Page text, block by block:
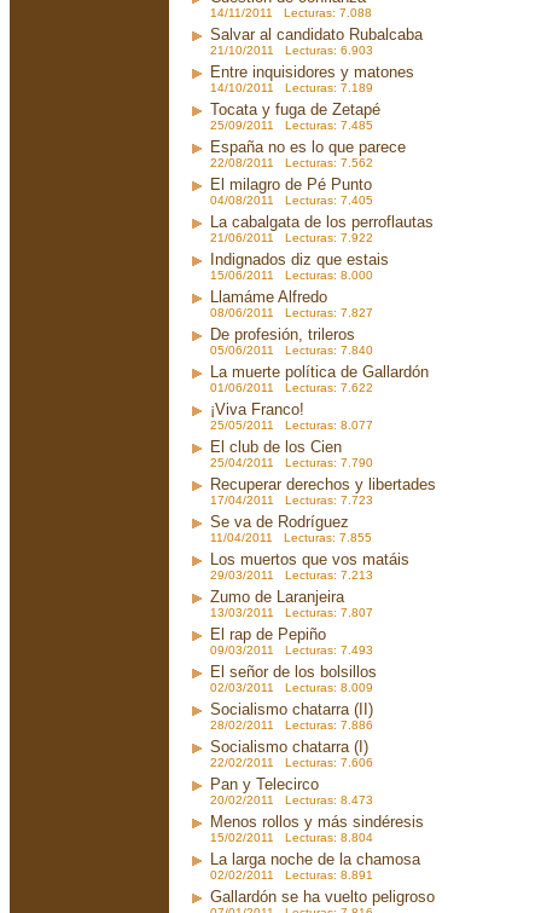
14/11/2011 Lecturas: 7.088
Salvar al candidato Rubalcaba
21/10/2011 Lecturas: 6.903
Entre inquisidores y matones
14/10/2011 Lecturas: 7.189
Tocata y fuga de Zetapé
25/09/2011 Lecturas: 7.485
España no es lo que parece
22/08/2011 Lecturas: 7.562
El milagro de Pé Punto
04/08/2011 Lecturas: 7.405
La cabalgata de los perroflautas
21/06/2011 Lecturas: 7.922
Indignados diz que estais
15/06/2011 Lecturas: 8.000
Llamáme Alfredo
08/06/2011 Lecturas: 7.827
De profesión, trileros
05/06/2011 Lecturas: 7.840
La muerte política de Gallardón
01/06/2011 Lecturas: 7.622
¡Viva Franco!
25/05/2011 Lecturas: 8.077
El club de los Cien
25/04/2011 Lecturas: 7.790
Recuperar derechos y libertades
17/04/2011 Lecturas: 7.723
Se va de Rodríguez
11/04/2011 Lecturas: 7.855
Los muertos que vos matáis
29/03/2011 Lecturas: 7.213
Zumo de Laranjeira
13/03/2011 Lecturas: 7.807
El rap de Pepiño
09/03/2011 Lecturas: 7.493
El señor de los bolsillos
02/03/2011 Lecturas: 8.009
Socialismo chatarra (II)
28/02/2011 Lecturas: 7.886
Socialismo chatarra (I)
22/02/2011 Lecturas: 7.606
Pan y Telecirco
20/02/2011 Lecturas: 8.473
Menos rollos y más sindéresis
15/02/2011 Lecturas: 8.804
La larga noche de la chamosa
02/02/2011 Lecturas: 8.891
Gallardón se ha vuelto peligroso